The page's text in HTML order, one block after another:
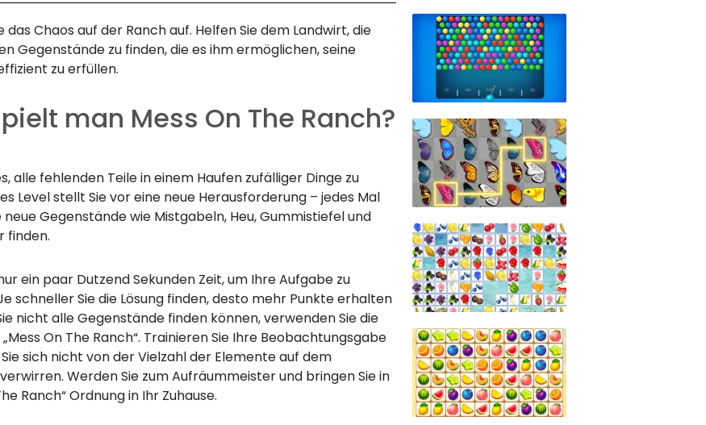
das Chaos auf der Ranch auf. Helfen Sie dem Landwirt, die
Gegenstände zu finden, die es ihm ermöglichen, seine
zu erfüllen.
man Mess On The Ranch?
alle fehlenden Teile in einem Haufen zufälliger Dinge zu
Level stellt Sie vor eine neue Herausforderung – jedes Mal
neue Gegenstände wie Mistgabeln, Heu, Gummistiefel und
finden.
ein paar Dutzend Sekunden Zeit, um Ihre Aufgabe zu
schneller Sie die Lösung finden, desto mehr Punkte erhalten
nicht alle Gegenstände finden können, verwenden Sie die
„Mess On The Ranch“. Trainieren Sie Ihre Beobachtungsgabe
sich nicht von der Vielzahl der Elemente auf dem
Werden Sie zum Aufräummeister und bringen Sie in
Ranch“ Ordnung in Ihr Zuhause.